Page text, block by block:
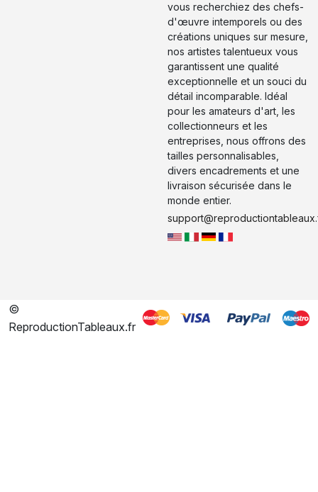
vous recherchiez des chefs-
d'œuvre intemporels ou des
créations uniques sur mesure,
nos artistes talentueux vous
garantissent une qualité
exceptionnelle et un souci du
détail incomparable. Idéal
pour les amateurs d'art, les
collectionneurs et les
entreprises, nous offrons des
tailles personnalisables,
divers encadrements et une
livraison sécurisée dans le
monde entier.
©
ReproductionTableaux.fr